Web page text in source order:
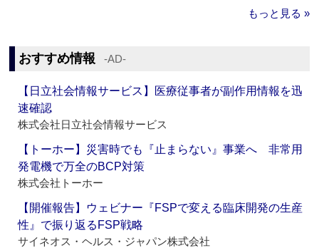
もっと見る »
おすすめ情報 ‐AD‐
【日立社会情報サービス】医療従事者が副作用情報を迅
速確認
株式会社日立社会情報サービス
【トーホー】災害時でも『止まらない』事業へ 非常用
発電機で万全のBCP対策
株式会社トーホー
【開催報告】ウェビナー『FSPで変える臨床開発の生産
性』で振り返るFSP戦略
サイネオス・ヘルス・ジャパン株式会社